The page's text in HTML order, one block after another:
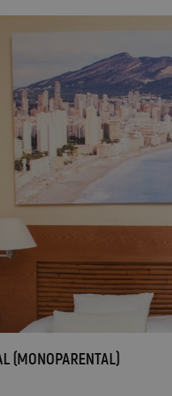
(MONOPARENTAL)